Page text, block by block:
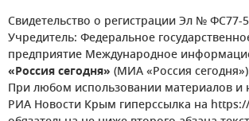
Свидетельство о регистрации Эл № ФС77-
Учредитель: Федеральное
предприятие Международное
«Россия сегодня» (МИА «Россия
При любом использовании материалов и
РИА Новости Крым гиперссылка на